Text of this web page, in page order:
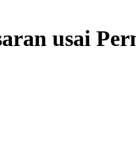
usai